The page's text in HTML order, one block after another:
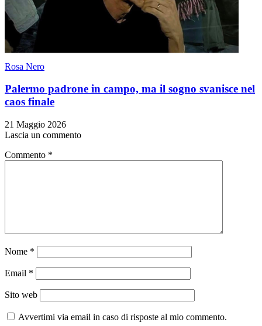
Rosa Nero
Palermo padrone in campo, ma il sogno svanisce nel
caos finale
21 Maggio 2026
Lascia un commento
Commento *
Nome *
Email *
Sito web
Avvertimi via email in caso di risposte al mio commento.